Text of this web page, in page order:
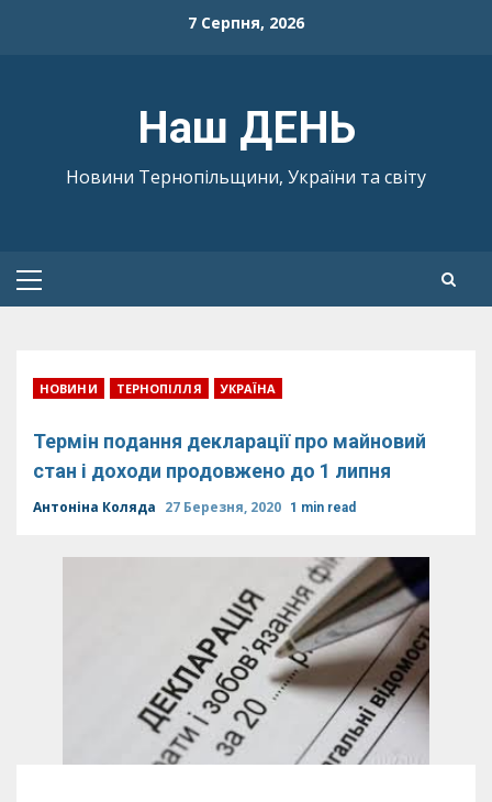
7 Серпня, 2026
Наш ДЕНЬ
Новини Тернопільщини, України та світу
Primary
НОВИНИ ТЕРНОПІЛЛЯ УКРАЇНА
Термін подання декларації про майновий
стан і доходи продовжено до 1 липня
Антоніна Коляда 27 Березня, 2020 1 min read